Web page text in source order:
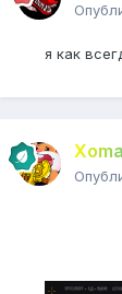
я как